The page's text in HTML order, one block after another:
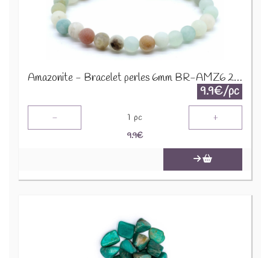
Amazonite - Bracelet perles 6mm BR-AMZ6 2274
9.9€/pc
- 1 pc +
9.9€